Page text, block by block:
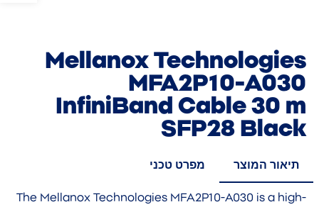
Mellanox Technologies
MFA2P10-A030
InfiniBand Cable 30 m
SFP28 Black
תיאור המוצר מפרט טכני
The Mellanox Technologies MFA2P10-A030 is a high-